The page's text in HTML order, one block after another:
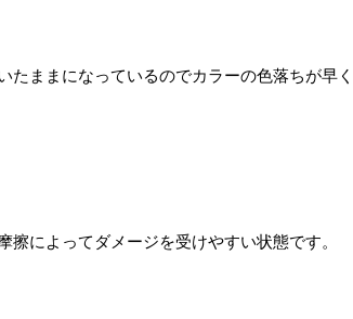
たままになっているのでカラーの色落ちが早
によってダメージを受けやすい状態です。